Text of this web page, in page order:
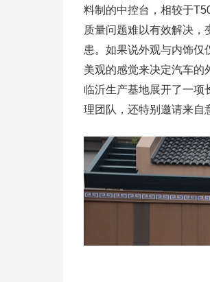
料制的中控台，相较于
质量问题难以有效解决，
患。如果说外观与内饰仅
美观的感觉来决定汽车的
临沂生产基地展开了一项
理团队，还特别邀请来自